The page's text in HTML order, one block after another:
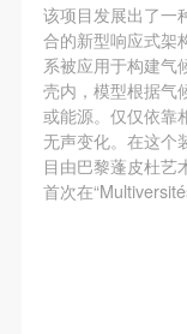
该项目发展出了一
合的新型响应式架
系被应用于构建气
壳内，模型根据气
或能源。仅仅依靠
无声变化。在这个
目由巴黎蓬皮杜艺
首次在